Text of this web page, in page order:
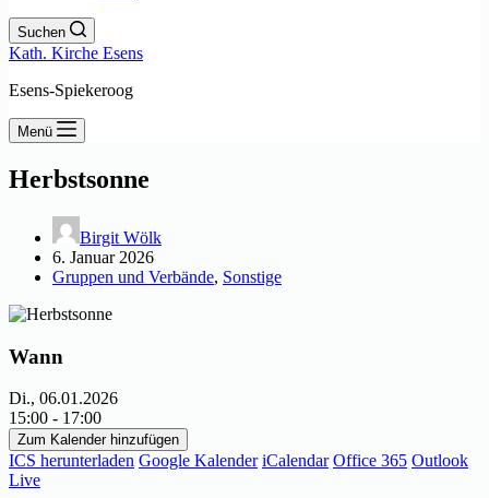
Suchen
Kath. Kirche Esens
Esens-Spiekeroog
Menü
Herbstsonne
Birgit Wölk
6. Januar 2026
Gruppen und Verbände, Sonstige
Wann
Di., 06.01.2026
15:00 - 17:00
Zum Kalender hinzufügen
ICS herunterladen Google Kalender iCalendar Office 365 Outlook
Live